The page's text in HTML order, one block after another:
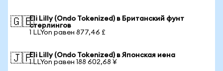
🇬🇧Eli Lilly (Ondo Tokenized) в Британский фунт
стерлингов
1 LLYon равен 877,46 £
🇯🇵Eli Lilly (Ondo Tokenized) в Японская иена
1 LLYon равен 188 602,68 ¥